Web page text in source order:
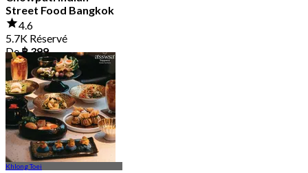
Street Food Bangkok
4.6
5.7K Réservé
De฿ 399
Khlong Toei